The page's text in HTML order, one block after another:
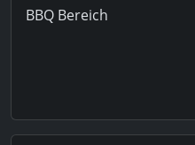
BBQ Bereich